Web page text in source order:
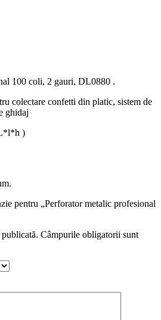
100 coli, 2 gauri, DL0880 .
colectare confetti din platic, sistem de
ghidaj
)
pentru „Perforator metalic profesional
Câmpurile obligatorii sunt